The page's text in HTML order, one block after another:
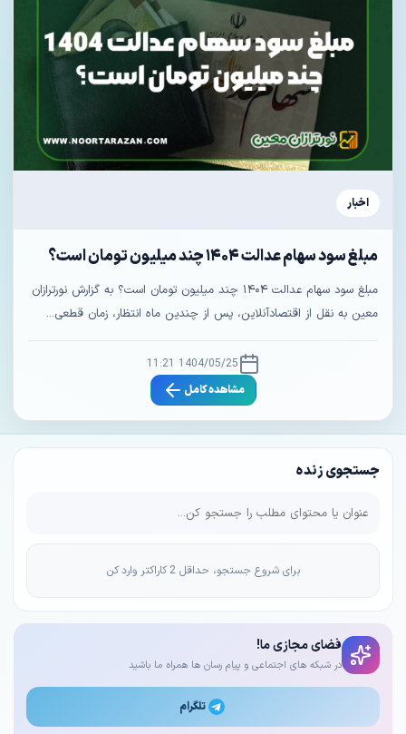
جستجوی زنده
برای شروع جستجو، حداقل 2 کاراکتر وارد کن
فضای مجازی ما!
در شبکه های اجتماعی و پیام رسان ها همراه ما باشید
تلگرام
اخبار
مبلغ سود سهام عدالت ۱۴۰۴ چند میلیون تومان است؟
مبلغ سود سهام عدالت ۱۴۰۴ چند میلیون تومان است؟ به گزارش نورترازان
معین به نقل از اقتصادآنلاین، پس از چندین ماه انتظار، زمان قطعی...
1404/05/25 11:21
مشاهده کامل